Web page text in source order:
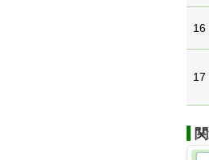
16
17